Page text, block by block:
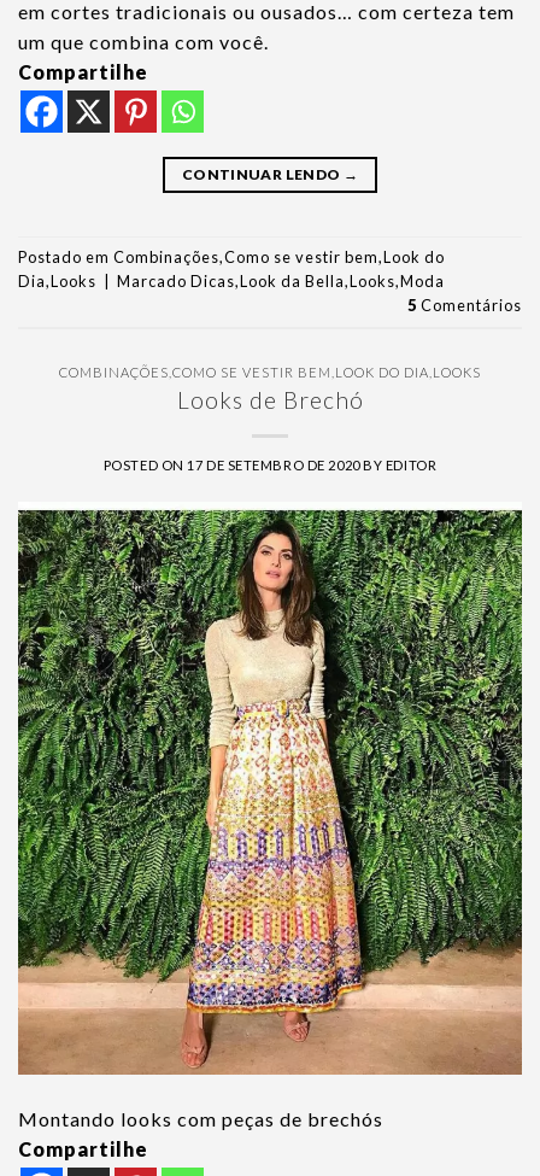
em cortes tradicionais ou ousados… com certeza tem
um que combina com você.
Compartilhe
CONTINUAR LENDO →
Postado em Combinações,Como se vestir bem,Look do
Dia,Looks Marcado Dicas,Look da Bella,Looks,Moda
5 Comentários
COMBINAÇÕES COMO SE VESTIR BEM LOOK DO DIA LOOKS
Looks de Brechó
POSTED ON 17 DE SETEMBRO DE 2020BY EDITOR
Montando looks com peças de brechós
Compartilhe